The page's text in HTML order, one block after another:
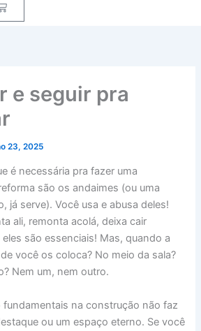
e seguir pra
23, 2025
é necessária pra fazer uma
são os andaimes (ou uma
já serve). Você usa e abusa deles!
ali, remonta acolá, deixa cair
são essenciais! Mas, quando a
você os coloca? No meio da sala?
Nem um, nem outro.
fundamentais na construção não faz
ou um espaço eterno. Se você